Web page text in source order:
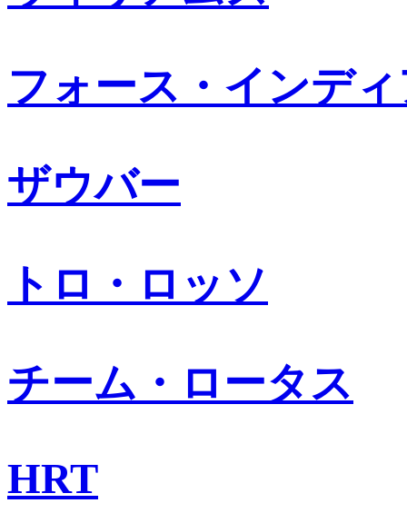
フォース・インデ
ザウバー
トロ・ロッソ
チーム・ロータス
HRT